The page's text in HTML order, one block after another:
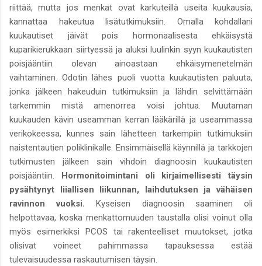
riittää, mutta jos menkat ovat karkuteillä useita kuukausia,
kannattaa hakeutua lisätutkimuksiin. Omalla kohdallani
kuukautiset jäivät pois hormonaalisesta ehkäisystä
kuparikierukkaan siirtyessä ja aluksi luulinkin syyn kuukautisten
poisjääntiin olevan ainoastaan ehkäisymenetelmän
vaihtaminen. Odotin lähes puoli vuotta kuukautisten paluuta,
jonka jälkeen hakeuduin tutkimuksiin ja lähdin selvittämään
tarkemmin mistä amenorrea voisi johtua. Muutaman
kuukauden kävin useamman kerran lääkärillä ja useammassa
verikokeessa, kunnes sain lähetteen tarkempiin tutkimuksiin
naistentautien poliklinikalle. Ensimmäisellä käynnillä ja tarkkojen
tutkimusten jälkeen sain vihdoin diagnoosin kuukautisten
poisjääntiin. Hormonitoimintani oli kirjaimellisesti täysin
pysähtynyt liiallisen liikunnan, laihdutuksen ja vähäisen
ravinnon vuoksi. Kyseisen diagnoosin saaminen oli
helpottavaa, koska menkattomuuden taustalla olisi voinut olla
myös esimerkiksi PCOS tai rakenteelliset muutokset, jotka
olisivat voineet pahimmassa tapauksessa estää
tulevaisuudessa raskautumisen täysin.